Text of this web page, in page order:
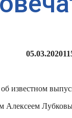
05.03.2020
известном
Алексеем